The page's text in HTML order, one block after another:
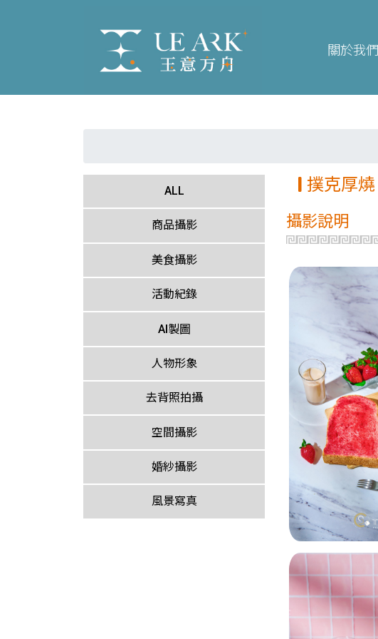
關於我們
ALL
商品攝影
美食攝影
活動紀錄
AI製圖
人物形象
去背照拍攝
空間攝影
婚紗攝影
風景寫真
撲克厚燒
攝影說明